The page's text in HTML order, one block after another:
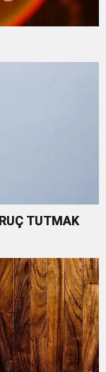
TUTMAK